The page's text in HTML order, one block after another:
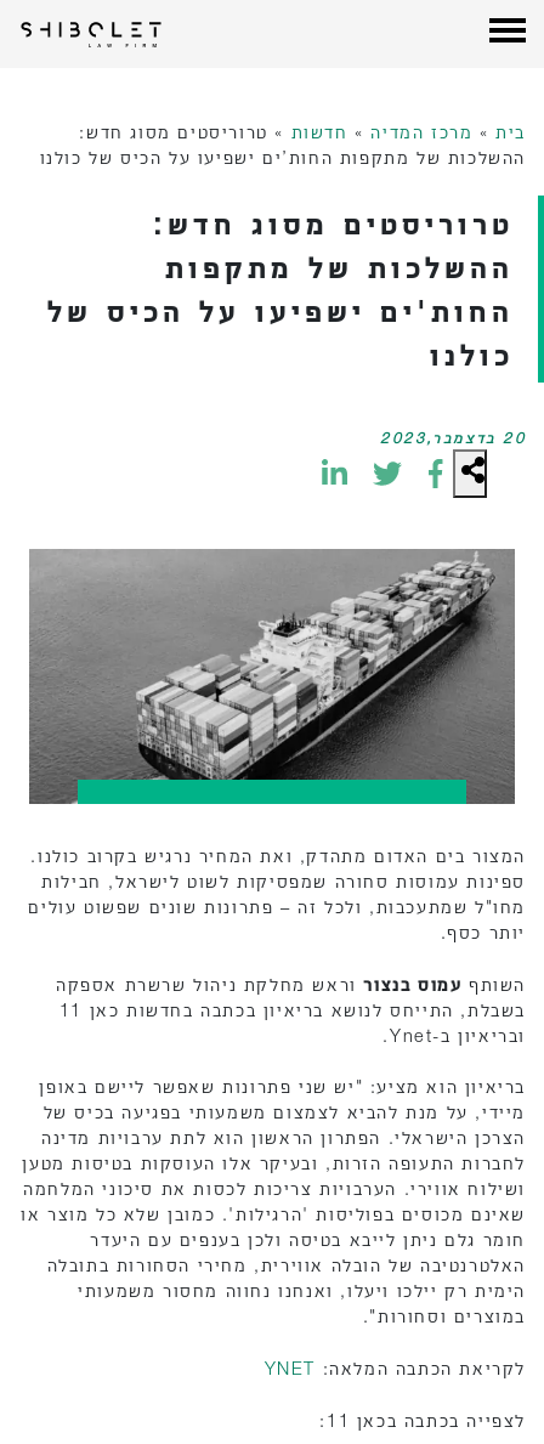
בית » מרכז המדיה» חדשות » טרוריסטים מסוג חדש:
ההשלכות של מתקפות החות’ים ישפיעו על הכיס של כולנו
טרוריסטים מסוג חדש:
ההשלכות של מתקפות
החות'ים ישפיעו על הכיס של
כולנו
20 בדצמבר,2023
המצור בים האדום מתהדק, ואת המחיר נרגיש בקרוב כולנו.
ספינות עמוסות סחורה שמפסיקות לשוט לישראל, חבילות
מחו"ל שמתעכבות, ולכל זה – פתרונות שונים שפשוט עולים
יותר כסף.
השותף עמוס בנצורוראש מחלקת ניהול שרשרת אספקה
בשבלת, התייחס לנושא בריאיון בכתבה בחדשות כאן 11
ובריאיון ב-Ynet.
בריאיון הוא מציע: "יש שני פתרונות שאפשר ליישם באופן
מיידי, על מנת להביא לצמצום משמעותי בפגיעה בכיס של
הצרכן הישראלי. הפתרון הראשון הוא לתת ערבויות מדינה
לחברות התעופה הזרות, ובעיקר אלו העוסקות בטיסות מטען
ושילוח אווירי. הערבויות צריכות לכסות את סיכוני המלחמה
שאינם מכוסים בפוליסות 'הרגילות'. כמובן שלא כל מוצר או
חומר גלם ניתן לייבא בטיסה ולכן בענפים עם היעדר
האלטרנטיבה של הובלה אווירית, מחירי הסחורות בתובלה
הימית רק יילכו ויעלו, ואנחנו נחווה מחסור משמעותי
במוצרים וסחורות".
לקריאת הכתבה המלאה: YNET
לצפייה בכתבה בכאן 11: